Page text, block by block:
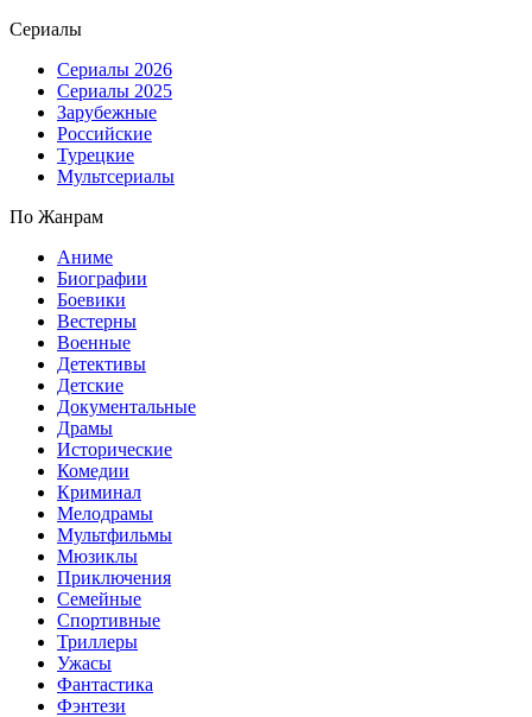
Сериалы
Сериалы 2026
Сериалы 2025
Зарубежные
Российские
Турецкие
Мультсериалы
По Жанрам
Аниме
Биографии
Боевики
Вестерны
Военные
Детективы
Детские
Документальные
Драмы
Исторические
Комедии
Криминал
Мелодрамы
Мультфильмы
Мюзиклы
Приключения
Семейные
Спортивные
Триллеры
Ужасы
Фантастика
Фэнтези